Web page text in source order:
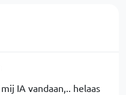
IA vandaan,.. helaas